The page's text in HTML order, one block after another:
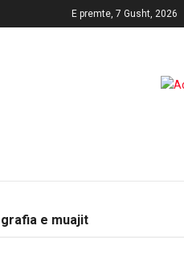
E premte, 7 Gusht, 2026
e muajit